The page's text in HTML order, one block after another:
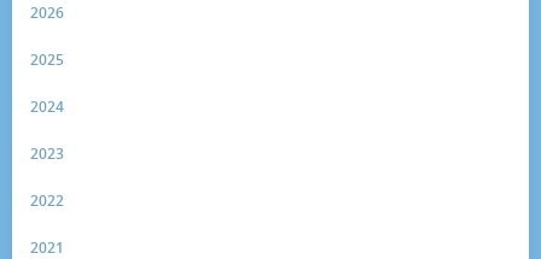
2026
2025
2024
2023
2022
2021